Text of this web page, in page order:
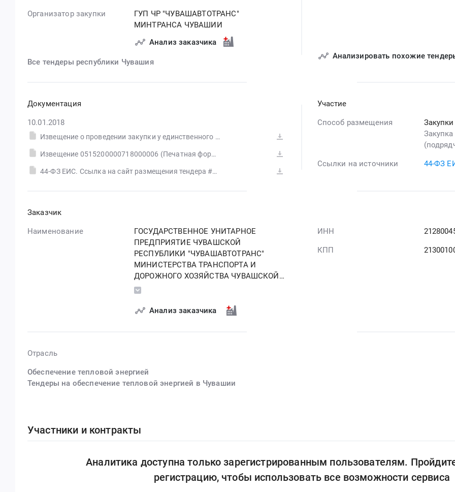
Организатор закупки
ГУП ЧР "ЧУВАШАВТОТРАНС"
МИНТРАНСА ЧУВАШИИ
Анализ заказчика
Все тендеры республики Чувашия
Анализировать похожие
Документация
10.01.2018
Извещение о проведении закупки у единственного поставщик1
Извещение 0515200000718000006 (Печатная форма)
44-ФЗ ЕИС. Ссылка на сайт размещения тендера #30559333952.doc
Участие
Способ размещения
Ссылки на источники 44-ФЗ
Заказчик
Наименование
ГОСУДАРСТВЕННОЕ УНИТАРНОЕ
ПРЕДПРИЯТИЕ ЧУВАШСКОЙ
РЕСПУБЛИКИ "ЧУВАШАВТОТРАНС"
МИНИСТЕРСТВА ТРАНСПОРТА И
ДОРОЖНОГО ХОЗЯЙСТВА ЧУВАШСКОЙ
РЕСПУБЛИКИ
Анализ заказчика
ИНН
КПП
Отрасль
Обеспечение тепловой энергией
Тендеры на обеспечение тепловой энергией в Чувашии
Участники и контракты
Аналитика доступна только зарегистрированным пользователям.
регистрацию, чтобы использовать все возможности сервиса